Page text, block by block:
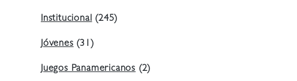
Institucional(245)
Jóvenes(31)
Juegos Panamericanos (2)